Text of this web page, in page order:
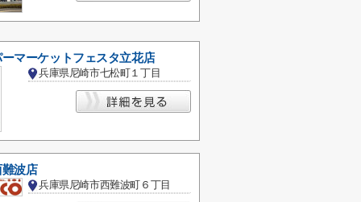
マーケットフェスタ立花店
兵庫県尼崎市七松町１丁目
波店
兵庫県尼崎市西難波町６丁目